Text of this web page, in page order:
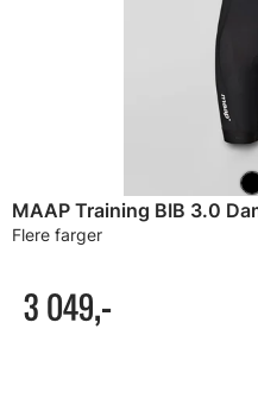
MAAP Training BIB 3.0
Flere farger
3 049,-